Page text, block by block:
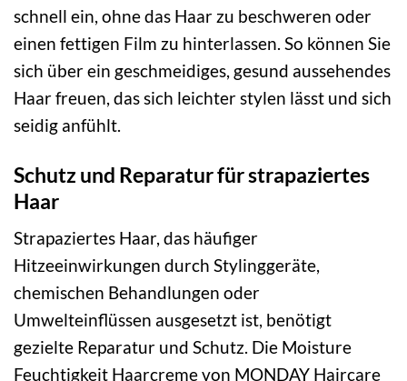
schnell ein, ohne das Haar zu beschweren oder
einen fettigen Film zu hinterlassen. So können Sie
sich über ein geschmeidiges, gesund aussehendes
Haar freuen, das sich leichter stylen lässt und sich
seidig anfühlt.
Schutz und Reparatur für strapaziertes
Haar
Strapaziertes Haar, das häufiger
Hitzeeinwirkungen durch Stylinggeräte,
chemischen Behandlungen oder
Umwelteinflüssen ausgesetzt ist, benötigt
gezielte Reparatur und Schutz. Die Moisture
Feuchtigkeit Haarcreme von MONDAY Haircare